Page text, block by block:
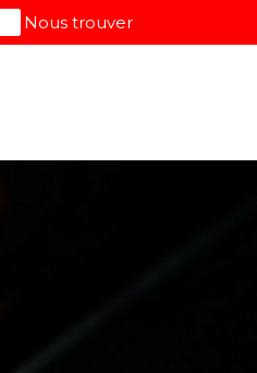
Nous trouver